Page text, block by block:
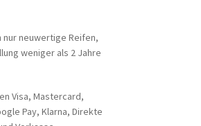
nur neuwertige Reifen,
weniger als 2 Jahre
Visa, Mastercard,
Pay, Klarna, Direkte